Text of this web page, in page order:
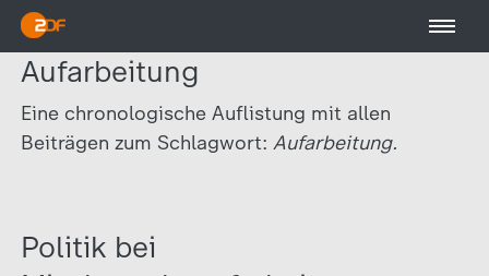
Aufarbeitung
Eine chronologische Auflistung mit allen
Beiträgen zum Schlagwort: Aufarbeitung.
Politik bei